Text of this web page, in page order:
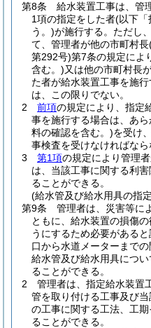
第8条
給水装置工事は、管
1項の指定をした者(以下「
う。)が施行する。 ただし
て、管理者が他の市町村長
第292号)第7条の規定によ
含む。)又は他の市町村長
た者が給水装置工事を施
は、この限りでない。
2
前項の規定により、指定
事を施行する場合は、あ
料の確認を含む。)を受け
事検査を受けなければなら
3
第1項の規定により管理
は、当該工事に関する利
ることができる。
(給水管及び給水用具の指
第9条
管理者は、災害等に
ともに、給水装置の損傷
うにするため必要がある
口から水道メーターまで
給水管及び給水用具につ
ることができる。
2
管理者は、指定給水装置
管を取り付ける工事及び
の工事に関する工法、工
ることができる。